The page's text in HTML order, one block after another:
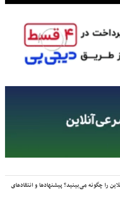
را چگونه می‌بینید؟ پیشنهادها و انتقادهای